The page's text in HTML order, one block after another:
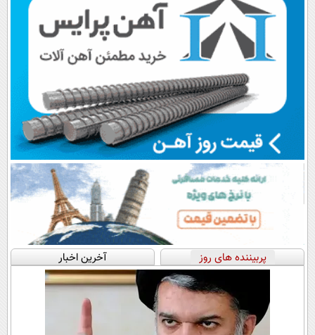
پربیننده های روز آخرین اخبار